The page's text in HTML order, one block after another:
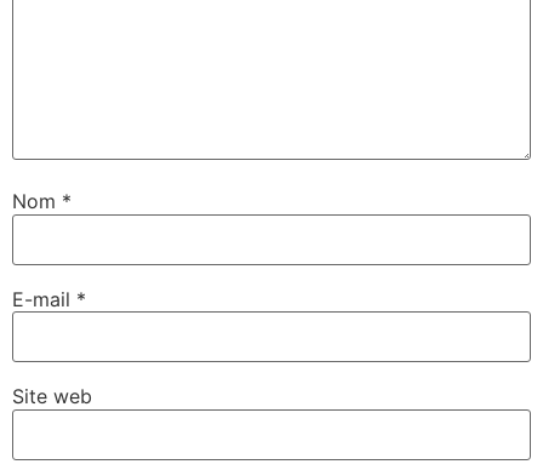
Nom *
E-mail *
Site web